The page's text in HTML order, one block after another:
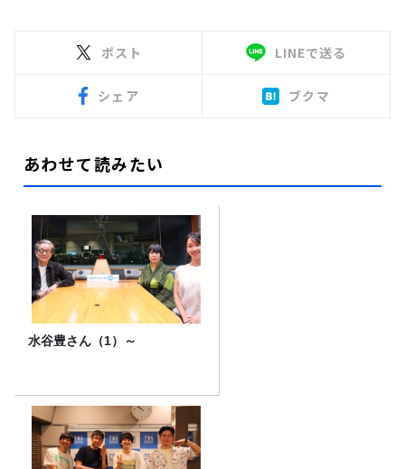
ポスト LINEで送る
シェア ブクマ
あわせて読みたい
水谷豊さん（1）～